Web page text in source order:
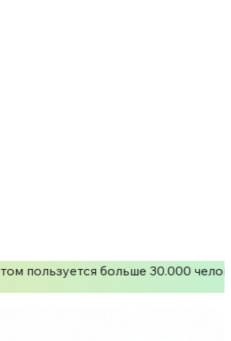
пользуется больше 30.000